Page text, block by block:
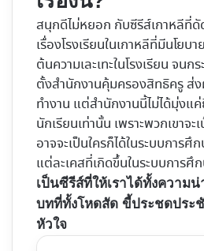
สนุกดีไม่หยอก กับซีรีส์เกาหลีที่ดั
เรื่องโรงเรียนในเกาหลีที่มีนโยบ
ต้นความเละเทะในโรงเรียน จน
ตั้งสำนักงานคุ้มครองสิทธิครู ส่
ทำงาน แต่สำนักงานนี้ไม่ได้มุ่งแ
นักเรียนเท่านั้น เพราะพวกเขาจ
อาจจะเป็นใครก็ได้ในระบบการ
แต่ละเคสที่เกิดขึ้นในระบบการศึ
เป็นซีรีส์ที่ให้เราได้ทั้งความ
บทที่ทั้งโหดสัด ขี้ประชดประ
หัวใจ